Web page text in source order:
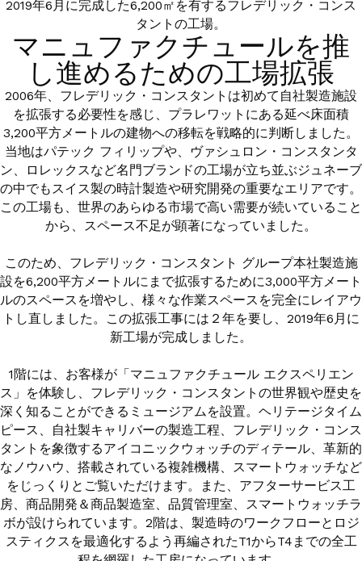
2019年6月に完成した6,200㎡を有するフレデリック・コンス
タントの工場。
マニュファクチュールを推
し進めるための工場拡張
2006年、フレデリック・コンスタントは初めて自社製造施設
を拡張する必要性を感じ、プラレワットにある延べ床面積
3,200平方メートルの建物への移転を戦略的に判断しました。
当地はパテック フィリップや、ヴァシュロン・コンスタンタ
ン、ロレックスなど名門ブランドの工場が立ち並ぶジュネーブ
の中でもスイス製の時計製造や研究開発の重要なエリアです。
この工場も、世界のあらゆる市場で高い需要が続いていること
から、スペース不足が顕著になっていました。
このため、フレデリック・コンスタント グループ本社製造施
設を6,200平方メートルにまで拡張するために3,000平方メート
ルのスペースを増やし、様々な作業スペースを完全にレイアウ
トし直しました。この拡張工事には２年を要し、2019年6月に
新工場が完成しました。
1階には、お客様が「マニュファクチュール エクスペリエン
ス」を体験し、フレデリック・コンスタントの世界観や歴史を
深く知ることができるミュージアムを設置。ヘリテージタイム
ピース、自社製キャリバーの製造工程、フレデリック・コンス
タントを象徴するアイコニックウォッチのディテール、革新的
なノウハウ、搭載されている複雑機構、スマートウォッチなど
をじっくりとご覧いただけます。また、アフターサービス工
房、商品開発＆商品製造室、品質管理室、スマートウォッチラ
ボが設けられています。2階は、製造時のワークフローとロジ
スティクスを最適化するよう再編されたT1からT4までの全工